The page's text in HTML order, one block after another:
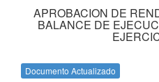
APROBACION DE
BALANCE DE
Documento Actualizado